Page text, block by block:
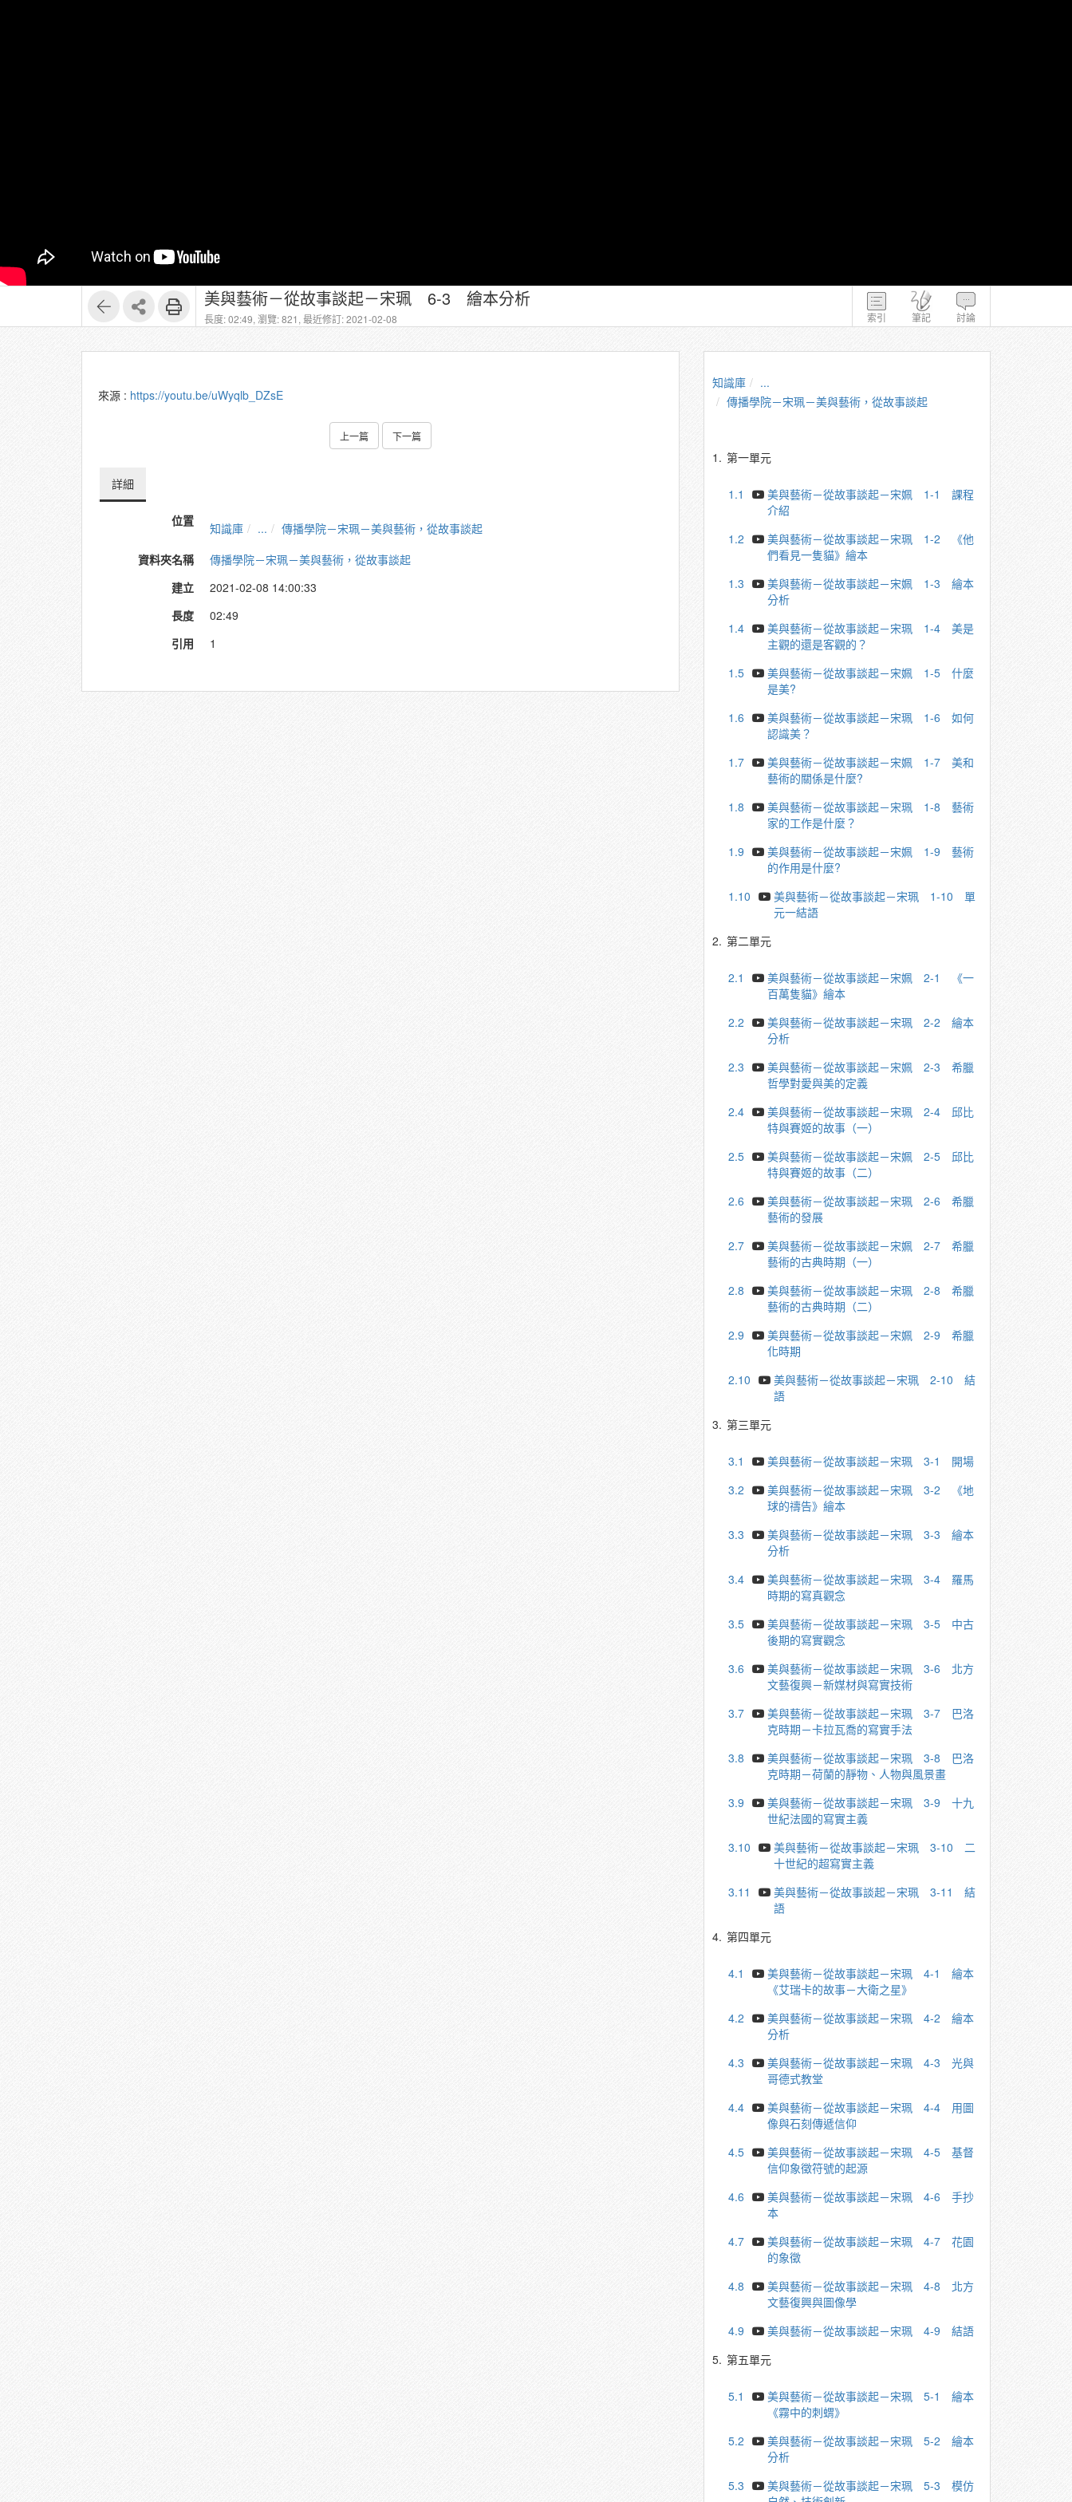
索引 筆記 討論
美與藝術－從故事談起－宋珮 6-3 繪本分析
長度: 02:49, 瀏覽: 821, 最近修訂: 2021-02-08
來源 : https://youtu.be/uWyqlb_DZsE
上一篇 下一篇
詳細
位置 知識庫 ...
傳播學院－宋珮－美與藝術，從故事談起
資料夾名稱
傳播學院－宋珮－美與藝術，從故事談起
建立
2021-02-08 14:00:33
長度
02:49
引用
1
知識庫
...
傳播學院－宋珮－美與藝術，從故事談起
1. 第一單元
1.1
美與藝術－從故事談起－宋姵 1-1 課程
介紹
1.2
美與藝術－從故事談起－宋珮 1-2 《他
們看⾒⼀隻貓》繪本
1.3
美與藝術－從故事談起－宋姵 1-3 繪本
分析
1.4
美與藝術－從故事談起－宋珮 1-4 美是
主觀的還是客觀的？
1.5
美與藝術－從故事談起－宋姵 1-5 什麼
是美?
1.6
美與藝術－從故事談起－宋珮 1-6 如何
認識美？
1.7
美與藝術－從故事談起－宋姵 1-7 美和
藝術的關係是什麼?
1.8
美與藝術－從故事談起－宋珮 1-8 藝術
家的⼯作是什麼？
1.9
美與藝術－從故事談起－宋姵 1-9 藝術
的作用是什麼?
1.10
美與藝術－從故事談起－宋珮 1-10 單
元⼀結語
2. 第二單元
2.1
美與藝術－從故事談起－宋姵 2-1 《一
百萬隻貓》繪本
2.2
美與藝術－從故事談起－宋珮 2-2 繪本
分析
2.3
美與藝術－從故事談起－宋姵 2-3 希臘
哲學對愛與美的定義
2.4
美與藝術－從故事談起－宋珮 2-4 邱比
特與賽姬的故事（一）
2.5
美與藝術－從故事談起－宋姵 2-5 邱比
特與賽姬的故事（二）
2.6
美與藝術－從故事談起－宋珮 2-6 希臘
藝術的發展
2.7
美與藝術－從故事談起－宋姵 2-7 希臘
藝術的古典時期（一）
2.8
美與藝術－從故事談起－宋珮 2-8 希臘
藝術的古典時期（二）
2.9
美與藝術－從故事談起－宋姵 2-9 希臘
化時期
2.10
美與藝術－從故事談起－宋珮 2-10 結
語
3. 第三單元
3.1
美與藝術－從故事談起－宋珮 3-1 開場
3.2
美與藝術－從故事談起－宋珮 3-2 《地
球的禱告》繪本
3.3
美與藝術－從故事談起－宋珮 3-3 繪本
分析
3.4
美與藝術－從故事談起－宋珮 3-4 羅馬
時期的寫真觀念
3.5
美與藝術－從故事談起－宋珮 3-5 中古
後期的寫實觀念
3.6
美與藝術－從故事談起－宋珮 3-6 北方
文藝復興－新媒材與寫實技術
3.7
美與藝術－從故事談起－宋珮 3-7 巴洛
克時期－卡拉⽡喬的寫實⼿法
3.8
美與藝術－從故事談起－宋珮 3-8 巴洛
克時期－荷蘭的靜物、人物與風景畫
3.9
美與藝術－從故事談起－宋珮 3-9 ⼗九
世紀法國的寫實主義
3.10
美與藝術－從故事談起－宋珮 3-10 二
十世紀的超寫實主義
3.11
美與藝術－從故事談起－宋珮 3-11 結
語
4. 第四單元
4.1
美與藝術－從故事談起－宋珮 4-1 繪本
《艾瑞卡的故事－大衛之星》
4.2
美與藝術－從故事談起－宋珮 4-2 繪本
分析
4.3
美與藝術－從故事談起－宋珮 4-3 光與
哥德式教堂
4.4
美與藝術－從故事談起－宋珮 4-4 ⽤圖
像與⽯刻傳遞信仰
4.5
美與藝術－從故事談起－宋珮 4-5 基督
信仰象徵符號的起源
4.6
美與藝術－從故事談起－宋珮 4-6 ⼿抄
本
4.7
美與藝術－從故事談起－宋珮 4-7 花園
的象徵
4.8
美與藝術－從故事談起－宋珮 4-8 北⽅
文藝復興與圖像學
4.9
美與藝術－從故事談起－宋珮 4-9 結語
5. 第五單元
5.1
美與藝術－從故事談起－宋珮 5-1 繪本
《霧中的刺蝟》
5.2
美與藝術－從故事談起－宋珮 5-2 繪本
分析
5.3
美與藝術－從故事談起－宋珮 5-3 模仿